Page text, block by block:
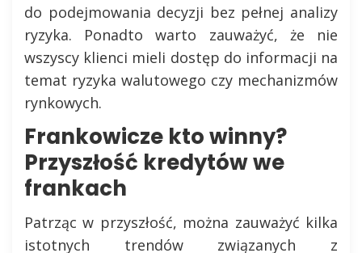
do podejmowania decyzji bez pełnej analizy
ryzyka. Ponadto warto zauważyć, że nie
wszyscy klienci mieli dostęp do informacji na
temat ryzyka walutowego czy mechanizmów
rynkowych.
Frankowicze kto winny?
Przyszłość kredytów we
frankach
Patrząc w przyszłość, można zauważyć kilka
istotnych trendów związanych z